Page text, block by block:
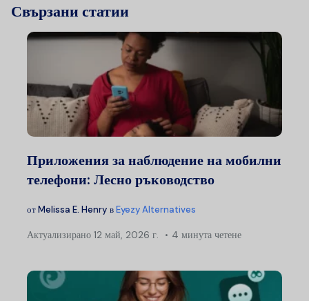
Свързани статии
Приложения за наблюдение на мобилни
телефони: Лесно ръководство
отMelissa E. Henry вEyezy Alternatives
Актуализирано 12 май, 2026 г. 4 минута четене